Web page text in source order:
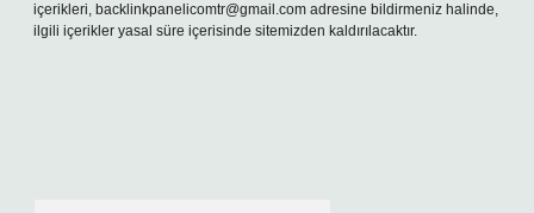
içerikleri, backlinkpanelicomtr@gmail.com adresine bildirmeniz halinde,
ilgili içerikler yasal süre içerisinde sitemizden kaldırılacaktır.